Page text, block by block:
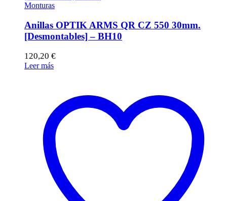
Monturas
Anillas OPTIK ARMS QR CZ 550 30mm.
[Desmontables] – BH10
120,20 €
Leer más